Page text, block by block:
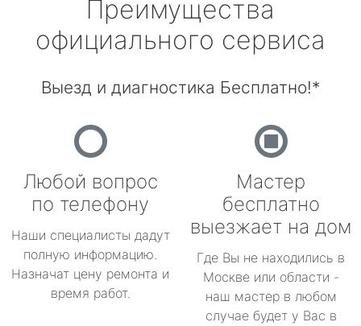
Преимущества
официального сервиса
Выезд и диагностика Бесплатно!*
Любой вопрос
по телефону
Наши специалисты дадут
полную информацию.
Назначат цену ремонта и
время работ.
Мастер
бесплатно
выезжает на дом
Где Вы не находились в
Москве или области -
наш мастер в любом
случае будет у Вас в